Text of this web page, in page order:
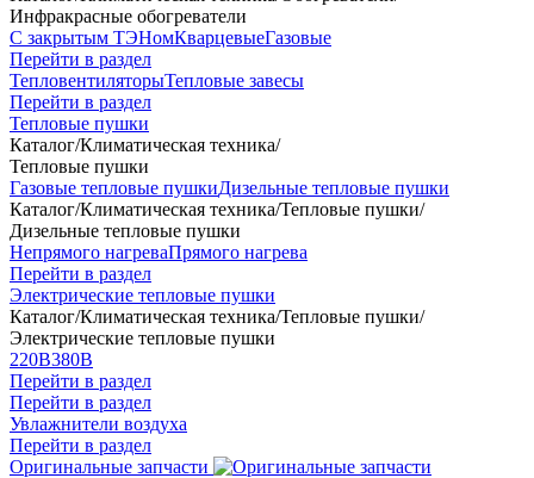
Инфракрасные обогреватели
С закрытым ТЭНомКварцевыеГазовые
Перейти в раздел
ТепловентиляторыТепловые завесы
Перейти в раздел
Тепловые пушки
Каталог/Климатическая техника/
Тепловые пушки
Газовые тепловые пушкиДизельные тепловые пушки
Каталог/Климатическая техника/Тепловые пушки/
Дизельные тепловые пушки
Непрямого нагреваПрямого нагрева
Перейти в раздел
Электрические тепловые пушки
Каталог/Климатическая техника/Тепловые пушки/
Электрические тепловые пушки
220В380В
Перейти в раздел
Перейти в раздел
Увлажнители воздуха
Перейти в раздел
Оригинальные запчасти